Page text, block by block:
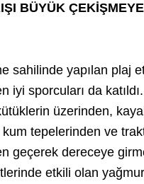
BÜYÜK
sahilinde yapılan plaj
iyi sporcuları da
üzerinden,
kum tepelerinden ve
geçerek dereceye
etkili olan